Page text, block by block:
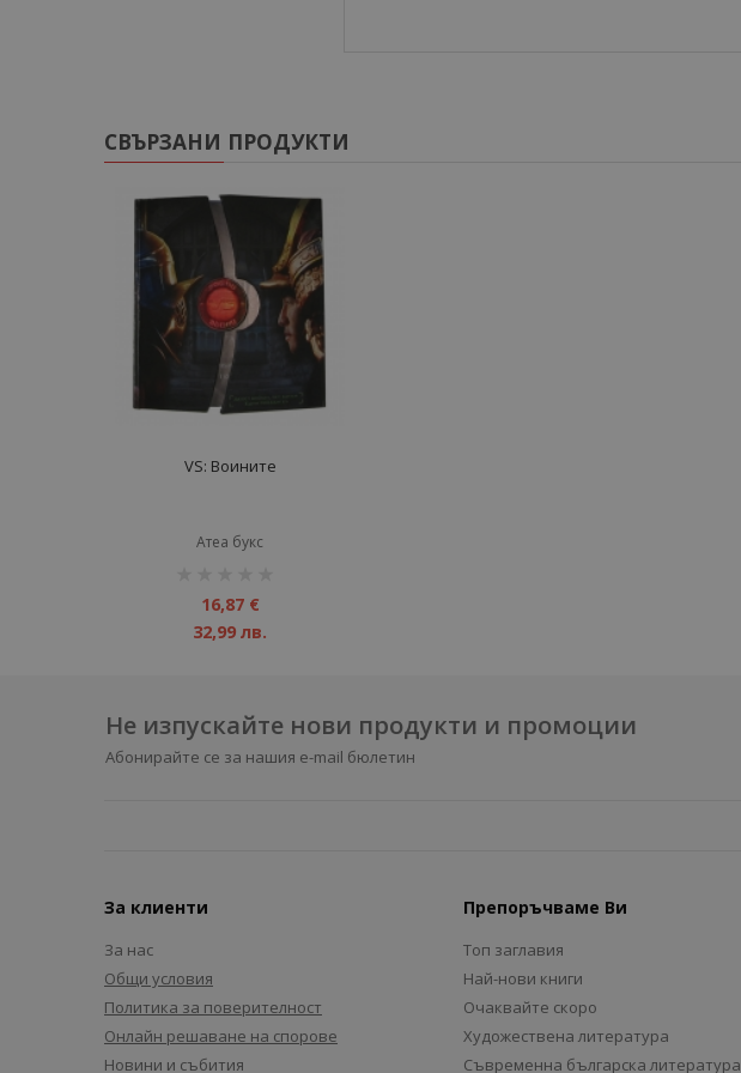
СВЪРЗАНИ ПРОДУКТИ
VS: Воините
Атеа букс
16,87 €
32,99 лв.
Не изпускайте нови продукти и промоции
Абонирайте се за нашия e-mail бюлетин
За клиенти
За нас
Общи условия
Политика за поверителност
Онлайн решаване на спорове
Новини и събития
Препоръчваме Ви
Топ заглавия
Най-нови книги
Очаквайте скоро
Художествена литература
Съвременна българска литература